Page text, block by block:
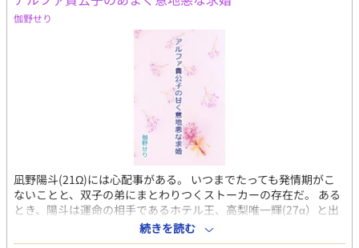
伽野せり
凪野陽斗(21Ω)には心配事がある。 いつまでたっても発情期がこ
ないことと、双子の弟にまとわりつくストーカーの存在だ。 ある
とき、陽斗は運命の相手であるホテル王、高梨唯一輝(27α）と出
会い、抱えている心配事を解決してもらう代わりに彼の願いをか
なえるという取引をする。 高梨の望みは、陽斗の『発情』。 それ
続きを読む